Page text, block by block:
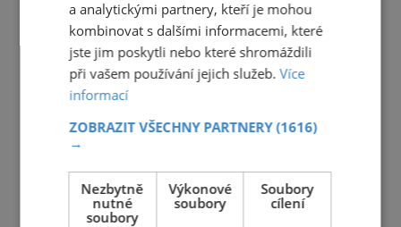
a analytickými partnery, kteří je mohou
kombinovat s dalšími informacemi, které
jste jim poskytli nebo které shromáždili
při vašem používání jejich služeb.Více
informací
ZOBRAZIT VŠECHNY PARTNERY(1616)
→
Nezbytně
nutné
soubory
Výkonové
soubory
Soubory
cílení